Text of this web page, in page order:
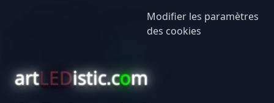
Modifier les paramètres
des cookies
artLEDistic.com